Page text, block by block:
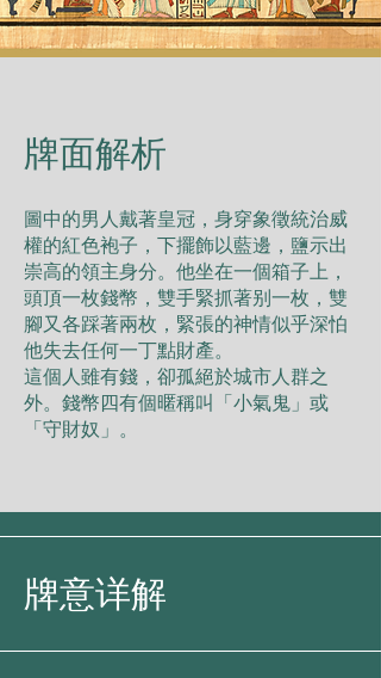
​牌面解析
圖中的男⼈戴著皇冠，⾝穿象徵統治威
權的紅⾊袍⼦，下擺飾以藍邊，鹽⽰出
崇⾼的領主⾝分。他坐在⼀個箱⼦上，
頭頂⼀枚錢幣，雙⼿緊抓著别⼀枚，雙
腳⼜各踩著兩枚，緊張的神情似乎深怕
他失去任何⼀丁點財產。
這個⼈雖有錢，卻孤絕於城市⼈群之
外。錢幣四有個暱稱叫「⼩氣⻤」或
「守財奴」。
牌意详解